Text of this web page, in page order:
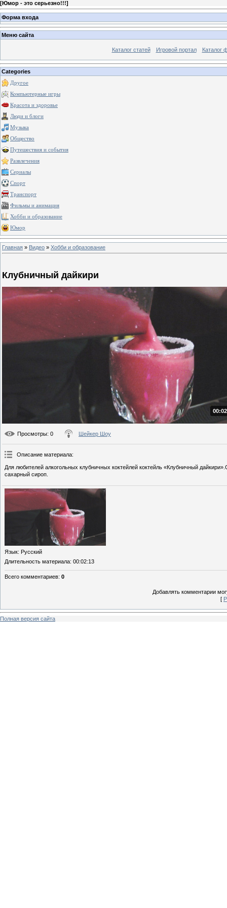
[Юмор - это серьезно!!!]
Форма входа
Меню сайта
Каталог статей Игровой портал Каталог
Categories
Другое
Компьютерные игры
Красота и здоровье
Люди и блоги
Музыка
Общество
Путешествия и события
Развлечения
Сериалы
Спорт
Транспорт
Фильмы и анимация
Хобби и образование
Юмор
Главная » Видео » Хобби и образование
Клубничный дайкири
Просмотры: 0 Шейкер Шоу
Описание материала:
Для любителей алкогольных клубничных коктейлей коктейль «Клубничный
сахарный сироп.
Язык: Русский
Длительность материала: 00:02:13
Всего комментариев: 0
Добавлять комментарии
[
Полная версия сайта